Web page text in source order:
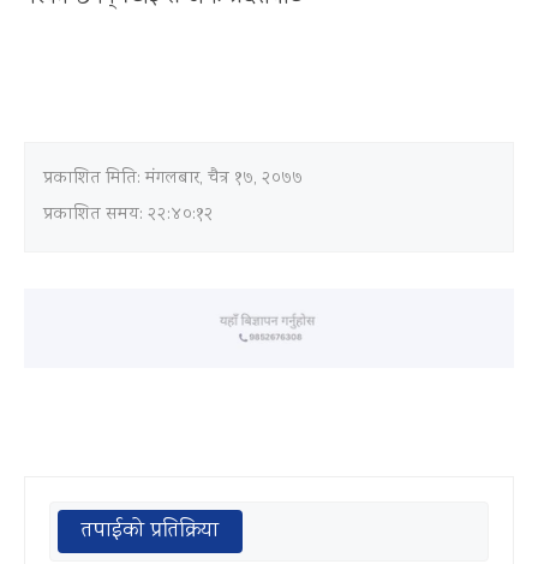
प्रकाशित मिति:मंगलबार, चैत्र १७, २०७७
प्रकाशित समय: २२:४०:१२
तपाईको प्रतिक्रिया